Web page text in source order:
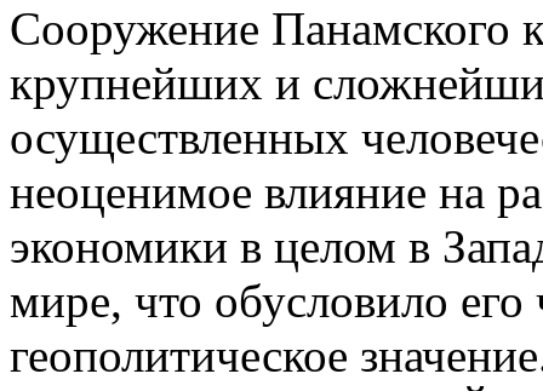
Сооружение Панамского
крупнейших и
осуществленных
неоценимое влияние на
экономики в целом в
мире, что обусловило
геополитическое